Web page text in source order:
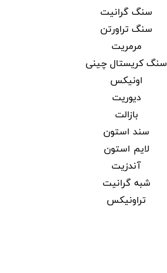
سنگ گرانیت
سنگ تراورتن
مرمریت
سنگ کریستال چینی
اونیکس
دیوریت
بازالت
سند استون
لایم استون
آندزیت
شبه گرانیت
تراونیکس